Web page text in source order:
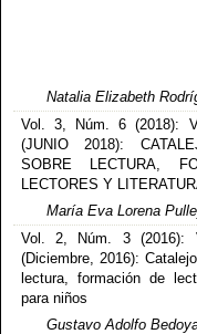
Natalia Elizabeth
Vol. 3, Núm. 6 (2018):
(JUNIO 2018):
SOBRE LECTURA,
LECTORES Y
María Eva Lorena
Vol. 2, Núm. 3 (2016):
(Diciembre, 2016):
lectura, formación de
para niños
Gustavo Adolfo